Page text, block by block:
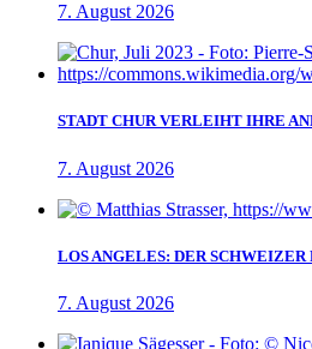
7. August 2026
STADT CHUR VERLEIHT IHRE
7. August 2026
LOS ANGELES: DER SCHWEIZER
7. August 2026